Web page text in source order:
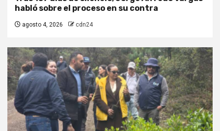
habló sobre el proceso en su contra
agosto 4, 2026 cdn24